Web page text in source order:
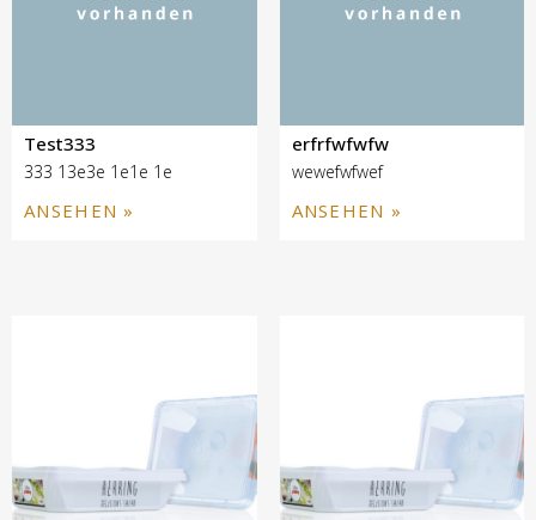
Test333
333 13e3e 1e1e 1e
ANSEHEN »
erfrfwfwfw
wewefwfwef
ANSEHEN »